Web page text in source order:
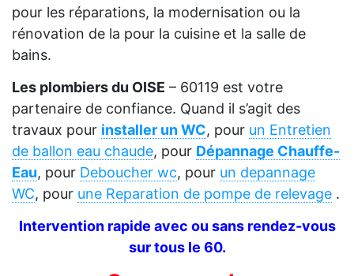
pour les réparations, la modernisation ou la
rénovation de la pour la cuisine et la salle de
bains.
Les plombiers du OISE – 60119 est votre
partenaire de confiance. Quand il s’agit des
travaux pour installer un WC, pour un Entretien
de ballon eau chaude, pour Dépannage Chauffe-
Eau, pour Deboucher wc, pour un depannage
WC, pour une Reparation de pompe de relevage .
Intervention rapide avec ou sans rendez-vous
sur tous le 60.